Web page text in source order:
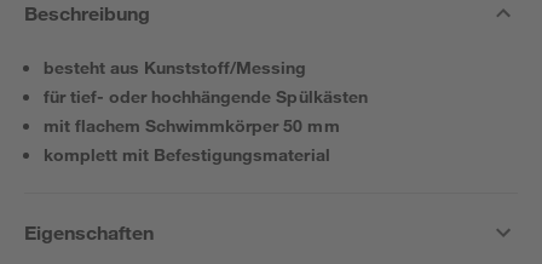
Beschreibung
besteht aus Kunststoff/Messing
für tief- oder hochhängende Spülkästen
mit flachem Schwimmkörper 50 mm
komplett mit Befestigungsmaterial
Eigenschaften